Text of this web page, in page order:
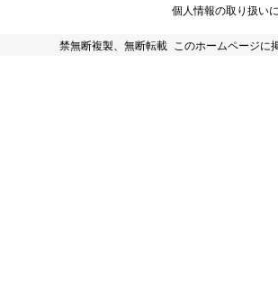
個人情報の取り扱い
禁無断複製、無断転載 このホームページに